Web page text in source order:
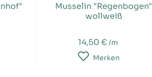
Musselin "Regenbogen"
wollweiß
14,50 € /m
Merken